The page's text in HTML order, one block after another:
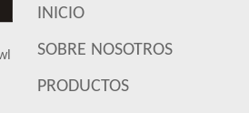
INICIO
SOBRE NOSOTROS
PRODUCTOS